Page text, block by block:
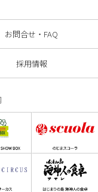
お問合せ・FAQ
採用情報